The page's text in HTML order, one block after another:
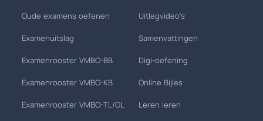
Oude examens oefenen
Examenuitslag
Examenrooster VMBO-BB
Examenrooster VMBO-KB
Examenrooster VMBO-TL/GL
Uitlegvideo's
Samenvattingen
Digi-oefening
Online Bijles
Leren leren